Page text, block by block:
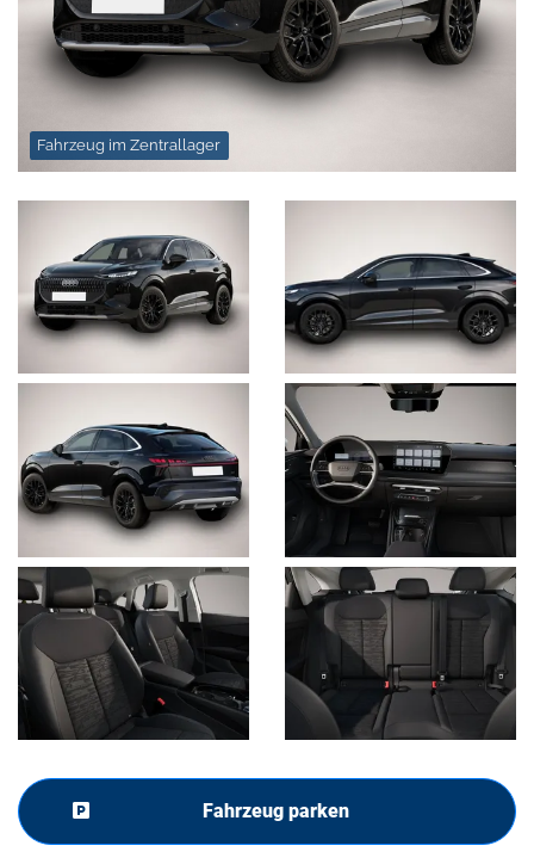
Fahrzeug im Zentrallager
Fahrzeug parken